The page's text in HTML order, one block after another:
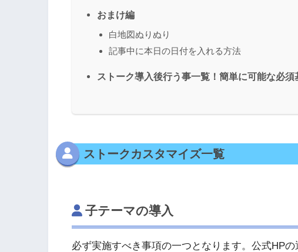
おまけ編
白地図ぬりぬり
記事中に本日の日付を入れる方法
ストーク導入後行う事一覧！簡単に可能な必
ストークカスタマイズ一覧
子テーマの導入
必ず実施すべき事項の一つとなります。公式HP